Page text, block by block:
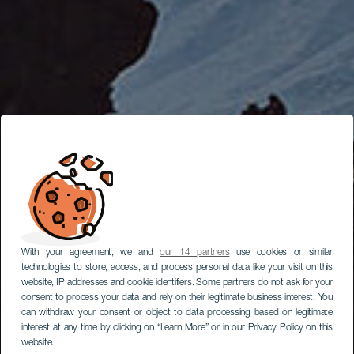
With your agreement, we andour 14 partnersuse cookies or similar
technologies to store, access, and process personal data like your visit on this
website, IP addresses and cookie identifiers. Some partners do not ask for your
consent to process your data and rely on their legitimate business interest. You
can withdraw your consent or object to data processing based on legitimate
interest at any time by clicking on “Learn More” or in our Privacy Policy on this
website.